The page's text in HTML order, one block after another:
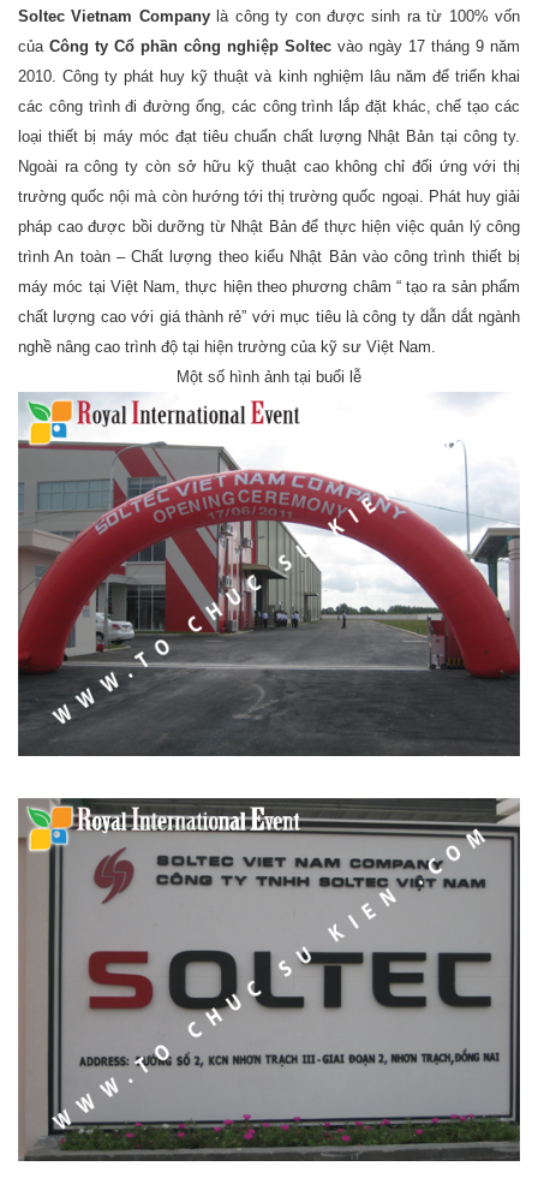
Soltec Vietnam Companylà công ty con được sinh ra từ 100% vốn
của Công ty Cổ phần công nghiệp Soltec vào ngày 17 tháng 9 năm
2010. Công ty phát huy kỹ thuật và kinh nghiệm lâu năm để triển khai
các công trình đi đường ống, các công trình lắp đặt khác, chế tạo các
loại thiết bị máy móc đạt tiêu chuẩn chất lượng Nhật Bản tại công ty.
Ngoài ra công ty còn sở hữu kỹ thuật cao không chỉ đối ứng với thị
trường quốc nội mà còn hướng tới thị trường quốc ngoại. Phát huy giải
pháp cao được bồi dưỡng từ Nhật Bản để thực hiện việc quản lý công
trình An toàn – Chất lượng theo kiểu Nhật Bản vào công trình thiết bị
máy móc tại Việt Nam, thực hiện theo phương châm “ tạo ra sản phẩm
chất lượng cao với giá thành rẻ” với mục tiêu là công ty dẫn dắt ngành
nghề nâng cao trình độ tại hiện trường của kỹ sư Việt Nam.
Một số hình ảnh tại buổi lễ